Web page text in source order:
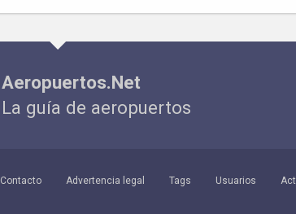
Aeropuertos.Net
La guía de aeropuertos
Contacto Advertencia legal Tags Usuarios